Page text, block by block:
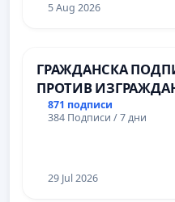
промишлени
Пазарджик
5 Aug 2026
ГРАЖДАНСКА
ПРОТИВ
ВЪЖЕНА ЛИНИЯ
ТЕРИТОРИЯТА НА
(БУНАРДЖИК)
871 подписи
384 Подписи / 7 дни
29 Jul 2026